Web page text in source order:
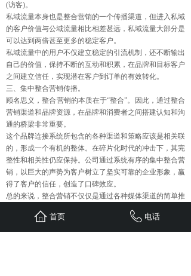
(访客)。
私域流量本身也是整合营销的一个传播渠道，但进入私域
的客户价值与公域流量相比相差甚远，私域流量大部分是
可以达到两倍甚至更多的稳定客户。
私域流量中的用户不仅建立稳定的引流机制，还不断输出
自己的价值，保持不断的互动和积累，在品牌和目标客户
之间建立信任，实现潜在客户到订单的有效转化。
三、集中整合营销传播。
顾名思义，整合营销的本质在于“整合”。因此，通过整合
营销渠道和品牌资源，在品牌和消费者之间搭建认知和沟
通的桥梁非常重要。
这个品牌连接系统所包含的各种渠道和策略应该是相关联
的，形成一个有机的整体。在碎片化时代的冲击下，其完
整性和相关性仍应保持。公司通过系统有序的集中整合营
销，以巨大的声势为客户树立了坚实可靠的企业形象，赢
得了客户的信任，创造了口碑效应。
总的来说，整合营销不仅仅是通过各种媒体渠道的简单推
广过程，更重要的是需要我们思考目标用户的想法，考虑
他们的想法，针对客户的痛点对症下药，通过集中营销策
略刺激客户做出购买决策。
首页 电话